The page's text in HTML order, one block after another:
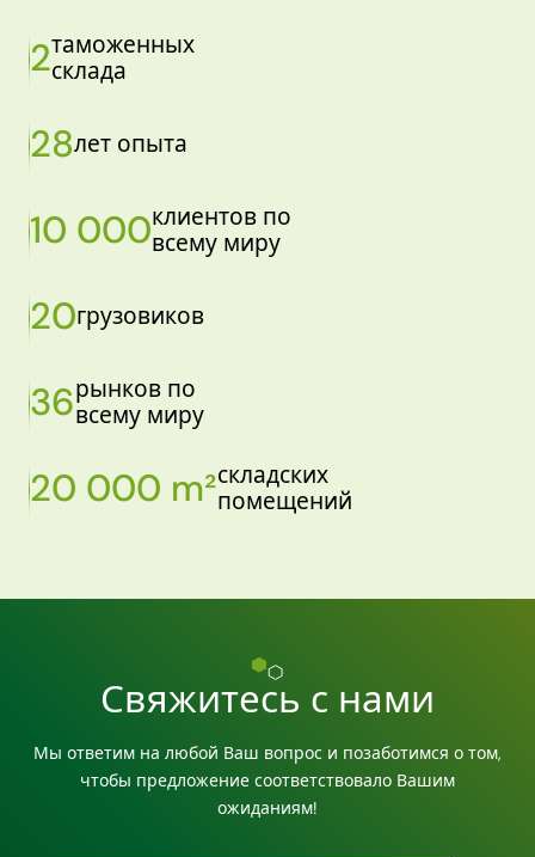
2таможенных
склада
28лет опыта
10 000клиентов по
всему миру
20грузовиков
36рынков по
всему миру
20 000 m²складских
помещений
Свяжитесь с нами
Мы ответим на любой Ваш вопрос и позаботимся о том,
чтобы предложение соответствовало Вашим
ожиданиям!